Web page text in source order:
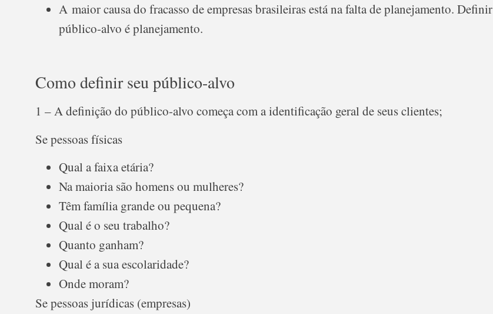
A maior causa do fracasso de empresas brasileiras está na falta de planejamento. Definir
público-alvo é planejamento.
Como definir seu público-alvo
1 – A definição do público-alvo começa com a identificação geral de seus clientes;
Se pessoas físicas
Qual a faixa etária?
Na maioria são homens ou mulheres?
Têm família grande ou pequena?
Qual é o seu trabalho?
Quanto ganham?
Qual é a sua escolaridade?
Onde moram?
Se pessoas jurídicas (empresas)